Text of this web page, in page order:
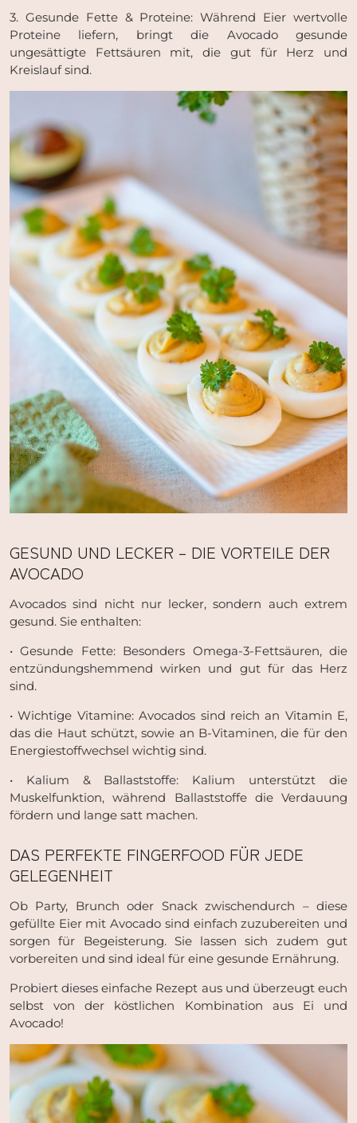
3. Gesunde Fette & Proteine: Während Eier wertvolle
Proteine liefern, bringt die Avocado gesunde
ungesättigte Fettsäuren mit, die gut für Herz und
Kreislauf sind.
GESUND UND LECKER – DIE VORTEILE DER
AVOCADO
Avocados sind nicht nur lecker, sondern auch extrem
gesund. Sie enthalten:
• Gesunde Fette: Besonders Omega-3-Fettsäuren, die
entzündungshemmend wirken und gut für das Herz
sind.
• Wichtige Vitamine: Avocados sind reich an Vitamin E,
das die Haut schützt, sowie an B-Vitaminen, die für den
Energiestoffwechsel wichtig sind.
• Kalium & Ballaststoffe: Kalium unterstützt die
Muskelfunktion, während Ballaststoffe die Verdauung
fördern und lange satt machen.
DAS PERFEKTE FINGERFOOD FÜR JEDE
GELEGENHEIT
Ob Party, Brunch oder Snack zwischendurch – diese
gefüllte Eier mit Avocado sind einfach zuzubereiten und
sorgen für Begeisterung. Sie lassen sich zudem gut
vorbereiten und sind ideal für eine gesunde Ernährung.
Probiert dieses einfache Rezept aus und überzeugt euch
selbst von der köstlichen Kombination aus Ei und
Avocado!